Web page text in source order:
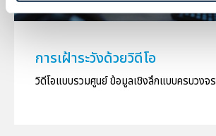
การเฝ้าระวังด้วยวิดีโอ
วิดีโอแบบรวมศูนย์ ข้อมูลเชิงลึกแบบครบวงจร